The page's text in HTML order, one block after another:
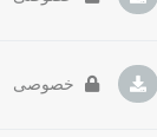
خصوصی